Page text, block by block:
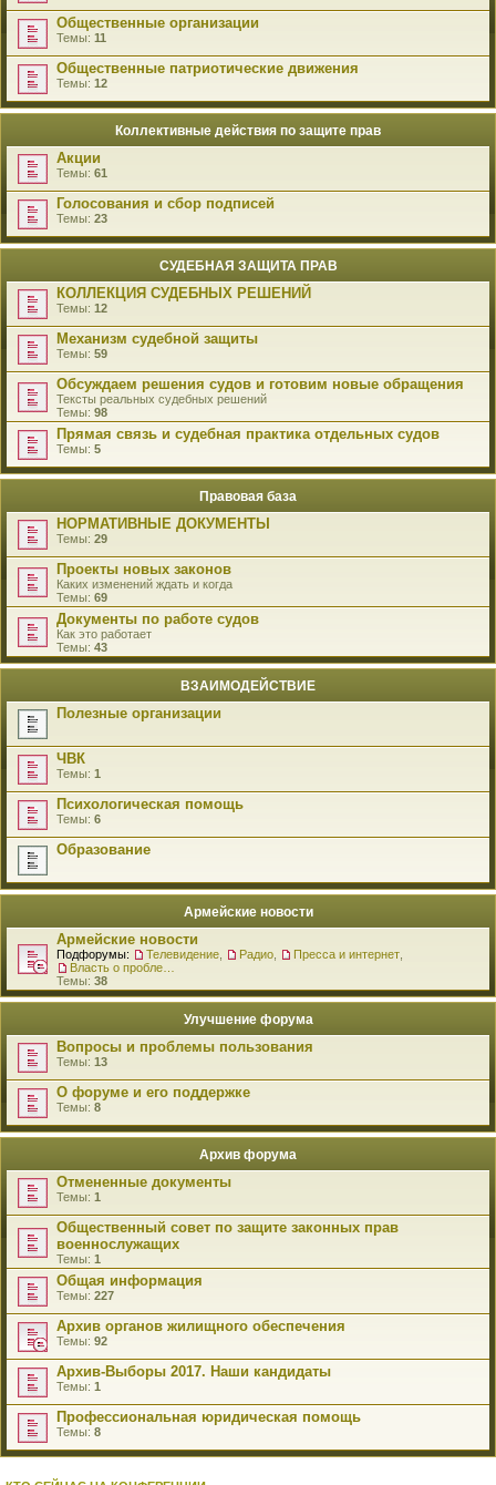
Общественные организации
Темы: 11
Общественные патриотические движения
Темы: 12
Коллективные действия по защите прав
Акции
Темы: 61
Голосования и сбор подписей
Темы: 23
СУДЕБНАЯ ЗАЩИТА ПРАВ
КОЛЛЕКЦИЯ СУДЕБНЫХ РЕШЕНИЙ
Темы: 12
Механизм судебной защиты
Темы: 59
Обсуждаем решения судов и готовим новые обращения
Тексты реальных судебных решений
Темы: 98
Прямая связь и судебная практика отдельных судов
Темы: 5
Правовая база
НОРМАТИВНЫЕ ДОКУМЕНТЫ
Темы: 29
Проекты новых законов
Каких изменений ждать и когда
Темы: 69
Документы по работе судов
Как это работает
Темы: 43
ВЗАИМОДЕЙСТВИЕ
Полезные организации
ЧВК
Темы: 1
Психологическая помощь
Темы: 6
Образование
Армейские новости
Армейские новости
Подфорумы: Телевидение Радио Пресса и интернет
Темы: 38
Улучшение форума
Вопросы и проблемы пользования
Темы: 13
О форуме и его поддержке
Темы: 8
Архив форума
Отмененные документы
Темы: 1
Общественный совет по защите законных прав
военнослужащих
Темы: 1
Общая информация
Темы: 227
Архив органов жилищного обеспечения
Темы: 92
Архив-Выборы 2017. Наши кандидаты
Темы: 1
Профессиональная юридическая помощь
Темы: 8